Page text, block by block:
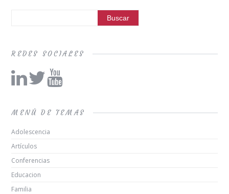
REDES SOCIALES
MENÚ DE TEMAS
Adolescencia
Artículos
Conferencias
Educacion
Familia